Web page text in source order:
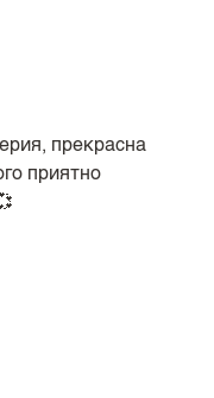
прекрасна
приятно